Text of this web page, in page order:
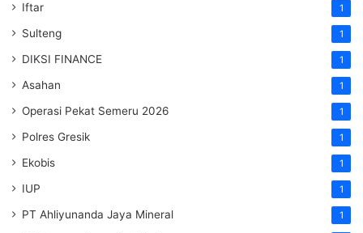
Iftar 1
Sulteng 1
DIKSI FINANCE 1
Asahan 1
Operasi Pekat Semeru 2026 1
Polres Gresik 1
Ekobis 1
IUP 1
PT Ahliyunanda Jaya Mineral 1